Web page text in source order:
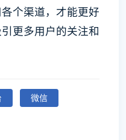
个渠道，才能更好
更多用户的关注和
微信